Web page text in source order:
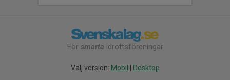
För smarta idrottsföreningar
Välj version: Mobil Desktop